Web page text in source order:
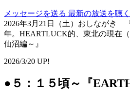
メッセージを送る 最新の放送を聴く
2026年3月21日（土）おしながき
年。HEARTLUCK的、東北の現在
仙沼編～』
2026/3/20 UP!
●５：１５頃～『